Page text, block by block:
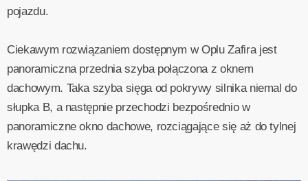
pojazdu.
Ciekawym rozwiązaniem dostępnym w Oplu Zafira jest
panoramiczna przednia szyba połączona z oknem
dachowym. Taka szyba sięga od pokrywy silnika niemal do
słupka B, a następnie przechodzi bezpośrednio w
panoramiczne okno dachowe, rozciągające się aż do tylnej
krawędzi dachu.